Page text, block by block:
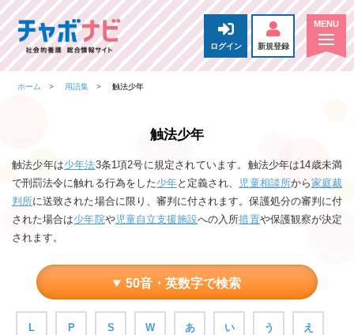
ログイン 新規登録
ホーム 用語集 触法少年
触法少年
触法少年は少年法3条1項2号に規定されています。触法少年は14歳未満
で刑罰法令に触れる行為をした少年と定義され、 児童相談所から家庭裁
判所に送致された場合に限り、審判に付されます。保護処分の審判に付
された場合は少年院や児童自立支援施設への入所措置や保護観察が決定
されます。
50音・英数字で検索
L P S W あ い う え